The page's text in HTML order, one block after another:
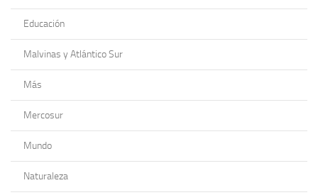
Educación
Malvinas y Atlántico Sur
Más
Mercosur
Mundo
Naturaleza